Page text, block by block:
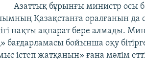
Азаттық бұрынғы министр осы
Қазақстанға оралғанын да
нақты ақпарат бере алмады.
бағдарламасы бойынша оқу
істеп жатқанын» ғана мәлім